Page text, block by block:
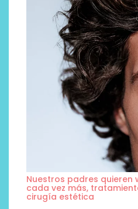
Nuestros padres quieren
cada vez más,
cirugía estética